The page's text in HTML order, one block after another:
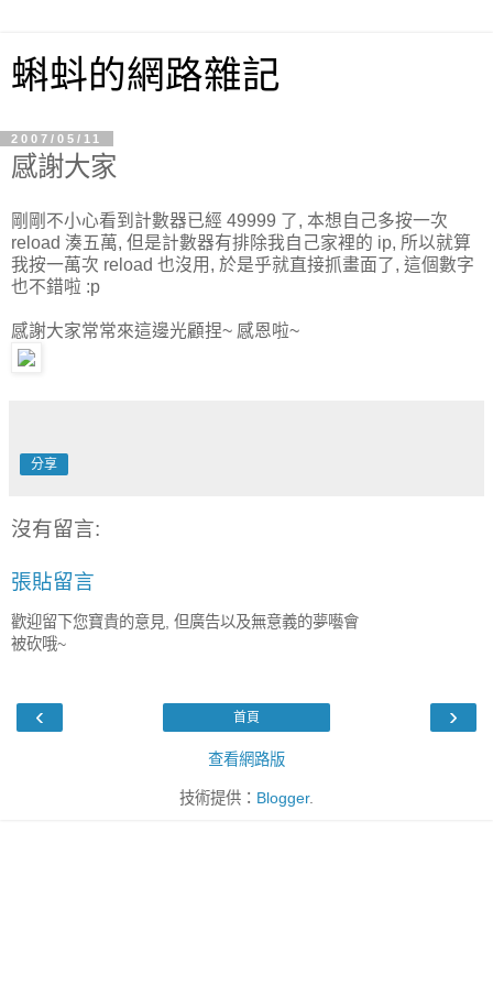
蝌蚪的網路雜記
2007/05/11
感謝大家
剛剛不小心看到計數器已經 49999 了, 本想自己多按一次
reload 湊五萬, 但是計數器有排除我自己家裡的 ip, 所以就算
我按一萬次 reload 也沒用, 於是乎就直接抓畫面了, 這個數字
也不錯啦 :p
感謝大家常常來這邊光顧捏~ 感恩啦~
分享
沒有留言:
張貼留言
歡迎留下您寶貴的意見, 但廣告以及無意義的夢囈會
被砍哦~
‹ ›
首頁
查看網路版
技術提供： Blogger.